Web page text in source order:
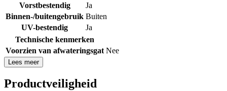
Vorstbestendig
Ja
Binnen-/buitengebruik Buiten
UV-bestendig
Ja
Technische kenmerken
Voorzien van afwateringsgat Nee
Lees meer
Productveiligheid